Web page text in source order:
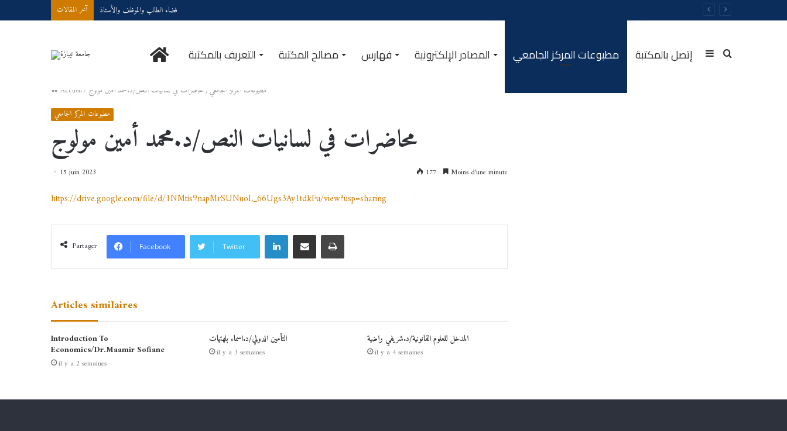
آخر المقالات فضاء الطالب والموظف والأستاذ
الرئيسيةالتعريف بالمكتبة مصالح المكتبة فهارس المصادر الإلكترونية مطبوعات المركز الجامعي إتصل بالمكتبة Rechercher
Sidebar
Accueil/ مطبوعات المركز الجامعي /محاضرات في لسانيات النص/د.محمد أمين مولوج
مطبوعات المركز الجامعي
محاضرات في لسانيات النص/د.محمد أمين مولوج
15 juin 2023 177 Moins d’une minute
https://drive.google.com/file/d/1NMtis9napMrSUNuoL_66Ugs3Ay1tdkFu/view?usp=sharing
Partager Facebook Twitter
Linkedin Partager par email Imprimer
Articles similaires
Introduction To
Economics/Dr.Maamir Sofiane
il y a 2 semaines
التأمين الدولي/د.اسماء بلهتهات
il y a 3 semaines
المدخل للعلوم القانونية/د.شريفي راضية
il y a 4 semaines